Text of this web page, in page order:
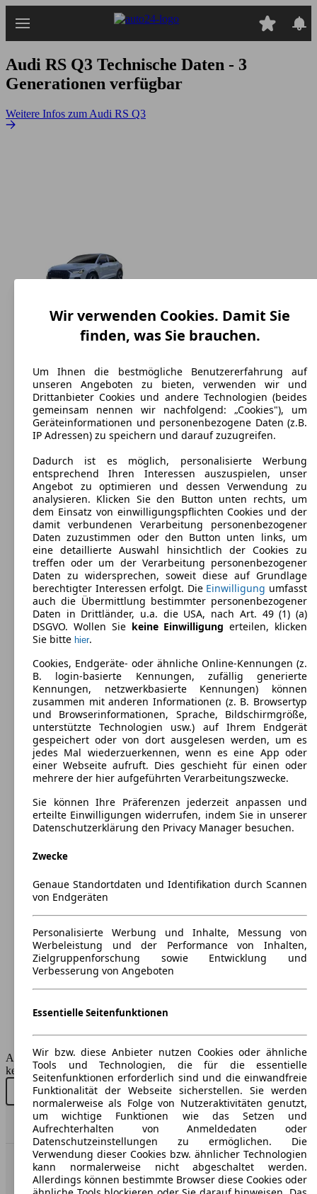
Hauptinhalt
Audi RS Q3 Technische Daten - 3
Generationen verfügbar
Weitere Infos zum Audi RS Q3
Audi Q3 Sportback (Seit 2019)
ab 4507 x 1851 x 1557 mm
Leistung:
294 KW (400 PS)
Türen:
5
Sitze:
Kofferraum:
530 - 530 Liter
Anhängelast:
1900 kg
Audi Q3 (Seit 2018)
Maße (L/B/H):
ab 4506 x 1851 x 1602 mm
294 KW (400 PS)
Türen:
5
Sitze:
5
Kofferraum:
530 - 1525 Liter
Anhängelast:
1900 kg
Maße (L/B/H):
ab 4410 x 1841 x 1580 mm
Leistung:
249 KW (339 PS)
Türen:
5
Sitze:
356 - 1261 Liter
1900 - 2000 kg
AutoScout24 GmbH übernimmt für die Richtigkeit der Angaben
keine Gewähr.
Neu kaufen
Gebraucht kaufen
Nach Oben
AutoScout24: Europaweit der größte Online-Automarkt.
Wir verwenden Cookies. Damit Sie
finden, was Sie brauchen.
Um Ihnen die bestmögliche Benutzererfahrung auf
unseren Angeboten zu bieten, verwenden wir und
Drittanbieter Cookies und andere Technologien (beides
gemeinsam nennen wir nachfolgend: „Cookies"), um
Geräteinformationen und personenbezogene Daten (z.B.
IP Adressen) zu speichern und darauf zuzugreifen.
Dadurch ist es möglich, personalisierte Werbung
entsprechend Ihren Interessen auszuspielen, unser
Angebot zu optimieren und dessen Verwendung zu
analysieren. Klicken Sie den Button unten rechts, um
dem Einsatz von einwilligungspflichten Cookies und der
damit verbundenen Verarbeitung personenbezogener
Daten zuzustimmen oder den Button unten links, um
eine detaillierte Auswahl hinsichtlich der Cookies zu
treffen oder um der Verarbeitung personenbezogener
Daten zu widersprechen, soweit diese auf Grundlage
berechtigter Interessen erfolgt. Die Einwilligung umfasst
auch die Übermittlung bestimmter personenbezogener
Daten in Drittländer, u.a. die USA, nach Art. 49 (1) (a)
DSGVO. Wollen Sie keine Einwilligung erteilen, klicken
Sie bitte hier.
Cookies, Endgeräte- oder ähnliche Online-Kennungen (z.
B. login-basierte Kennungen, zufällig generierte
Kennungen, netzwerkbasierte Kennungen) können
zusammen mit anderen Informationen (z. B. Browsertyp
und Browserinformationen, Sprache, Bildschirmgröße,
unterstützte Technologien usw.) auf Ihrem Endgerät
gespeichert oder von dort ausgelesen werden, um es
jedes Mal wiederzuerkennen, wenn es eine App oder
einer Webseite aufruft. Dies geschieht für einen oder
mehrere der hier aufgeführten Verarbeitungszwecke.
Sie können Ihre Präferenzen jederzeit anpassen und
erteilte Einwilligungen widerrufen, indem Sie in unserer
Datenschutzerklärung den Privacy Manager besuchen.
Zwecke
Genaue Standortdaten und Identifikation durch Scannen
von Endgeräten
Personalisierte Werbung und Inhalte, Messung von
Werbeleistung und der Performance von Inhalten,
Zielgruppenforschung sowie Entwicklung und
Verbesserung von Angeboten
Essentielle Seitenfunktionen
Wir bzw. diese Anbieter nutzen Cookies oder ähnliche
Tools und Technologien, die für die essentielle
Seitenfunktionen erforderlich sind und die einwandfreie
Funktionalität der Webseite sicherstellen. Sie werden
normalerweise als Folge von Nutzeraktivitäten genutzt,
um wichtige Funktionen wie das Setzen und
Aufrechterhalten von Anmeldedaten oder
Datenschutzeinstellungen zu ermöglichen. Die
Verwendung dieser Cookies bzw. ähnlicher Technologien
kann normalerweise nicht abgeschaltet werden.
Allerdings können bestimmte Browser diese Cookies oder